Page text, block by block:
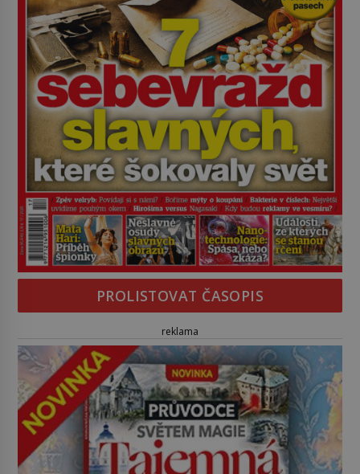
PROLISTOVAT ČASOPIS
reklama